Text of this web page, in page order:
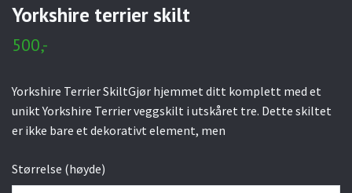
Yorkshire terrier skilt
500,-
Yorkshire Terrier SkiltGjør hjemmet ditt komplett med et
unikt Yorkshire Terrier veggskilt i utskåret tre. Dette skiltet
er ikke bare et dekorativt element, men
Størrelse (høyde)